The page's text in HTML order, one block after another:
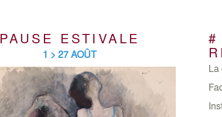
PAUSE ESTIVALE
1 > 27 AOÛT
#
La